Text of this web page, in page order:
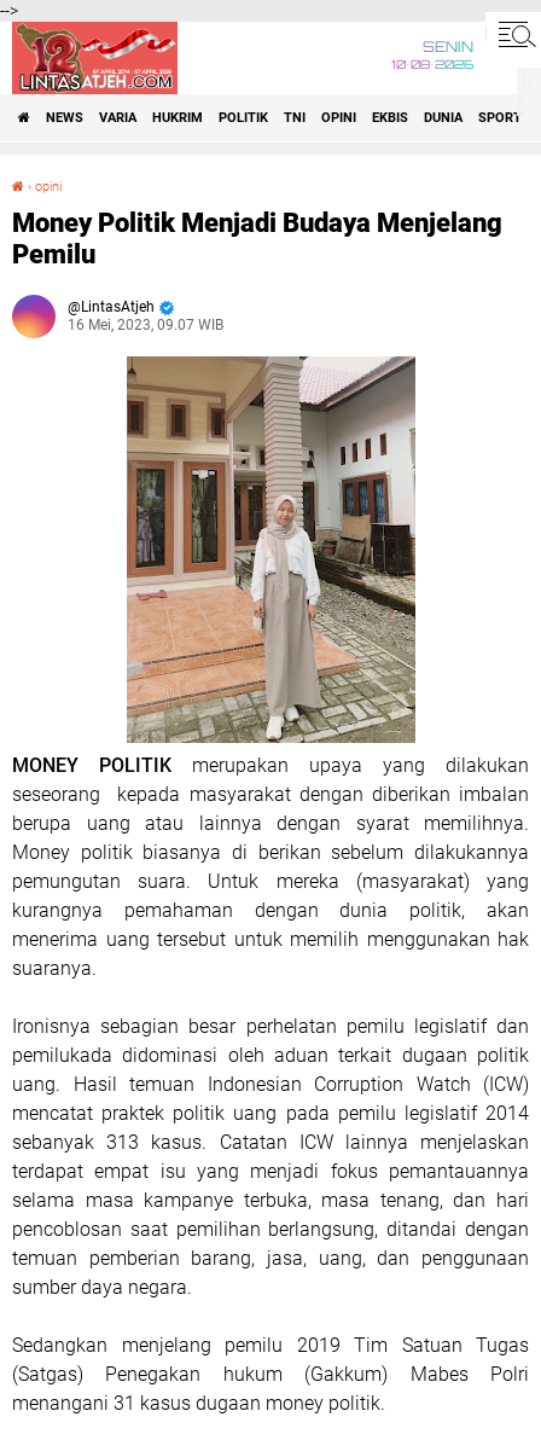
-->
SENIN
10•08•2026
NEWS VARIA HUKRIM POLITIK TNI OPINI EKBIS DUNIA SPORT
› opini
Money Politik Menjadi Budaya Menjelang
Pemilu
LintasAtjeh
16 Mei, 2023, 09.07 WIB
MONEY POLITIK merupakan upaya yang dilakukan
seseorang kepada masyarakat dengan diberikan imbalan
berupa uang atau lainnya dengan syarat memilihnya.
Money politik biasanya di berikan sebelum dilakukannya
pemungutan suara. Untuk mereka (masyarakat) yang
kurangnya pemahaman dengan dunia politik, akan
menerima uang tersebut untuk memilih menggunakan hak
suaranya.
Ironisnya sebagian besar perhelatan pemilu legislatif dan
pemilukada didominasi oleh aduan terkait dugaan politik
uang. Hasil temuan Indonesian Corruption Watch (ICW)
mencatat praktek politik uang pada pemilu legislatif 2014
sebanyak 313 kasus. Catatan ICW lainnya menjelaskan
terdapat empat isu yang menjadi fokus pemantauannya
selama masa kampanye terbuka, masa tenang, dan hari
pencoblosan saat pemilihan berlangsung, ditandai dengan
temuan pemberian barang, jasa, uang, dan penggunaan
sumber daya negara.
Sedangkan menjelang pemilu 2019 Tim Satuan Tugas
(Satgas) Penegakan hukum (Gakkum) Mabes Polri
menangani 31 kasus dugaan money politik.